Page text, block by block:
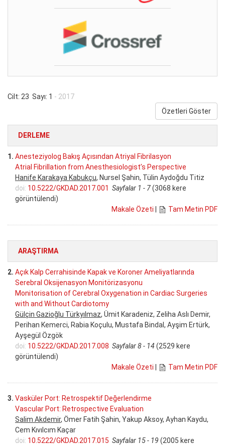
Cilt: 23 Sayı: 1 - 2017
Özetleri Göster
DERLEME
1. Anesteziyolog Bakış Açısından Atriyal Fibrilasyon
Atrial Fibrillation from Anesthesiologist’s Perspective
Hanife Karakaya Kabukçu, Nursel Şahin, Tülin Aydoğdu Titiz
doi: 10.5222/GKDAD.2017.001 Sayfalar 1 - 7(3068 kere
görüntülendi)
Makale Özeti | Tam Metin PDF
ARAŞTIRMA
2. Açık Kalp Cerrahisinde Kapak ve Koroner Ameliyatlarında
Serebral Oksijenasyon Monitörizasyonu
Monitorisation of Cerebral Oxygenation in Cardiac Surgeries
with and Without Cardiotomy
Gülçin Gazioğlu Türkyılmaz, Ümit Karadeniz, Zeliha Aslı Demir,
Perihan Kemerci, Rabia Koçulu, Mustafa Bindal, Ayşim Ertürk,
Ayşegül Özgök
doi: 10.5222/GKDAD.2017.008 Sayfalar 8 - 14 (2529 kere
görüntülendi)
Makale Özeti | Tam Metin PDF
3. Vasküler Port: Retrospektif Değerlendirme
Vascular Port: Retrospective Evaluation
Salim Akdemir, Ömer Fatih Şahin, Yakup Aksoy, Ayhan Kaydu,
Cem Kıvılcım Kaçar
doi: 10.5222/GKDAD.2017.015 Sayfalar 15 - 19 (2005 kere